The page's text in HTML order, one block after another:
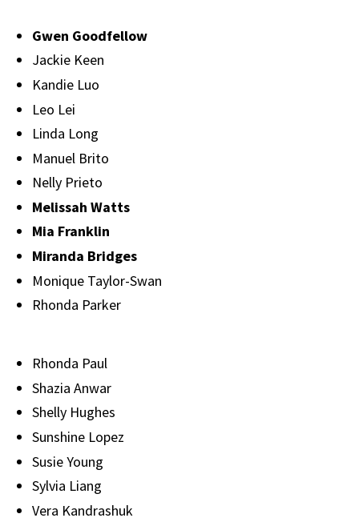
Gwen Goodfellow
Jackie Keen
Kandie Luo
Leo Lei
Linda Long
Manuel Brito
Nelly Prieto
Melissah Watts
Mia Franklin
Miranda Bridges
Monique Taylor-Swan
Rhonda Parker
Rhonda Paul
Shazia Anwar
Shelly Hughes
Sunshine Lopez
Susie Young
Sylvia Liang
Vera Kandrashuk